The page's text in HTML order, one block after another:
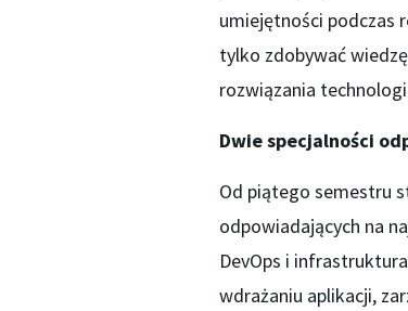
umiejętności podczas
tylko zdobywać
rozwiązania
Dwie specjalności
Od piątego semestru
odpowiadających na
DevOps i
wdrażaniu aplikacji,